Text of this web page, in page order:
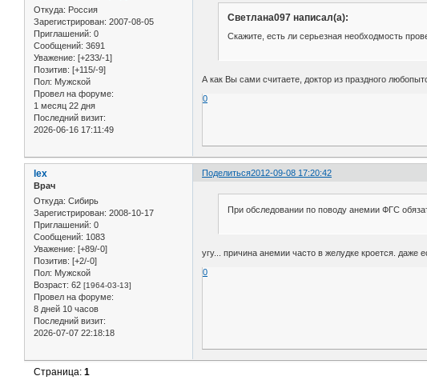
Откуда: Россия
Зарегистрирован: 2007-08-05
Приглашений: 0
Сообщений: 3691
Уважение: [+233/-1]
Позитив: [+115/-9]
Пол: Мужской
Провел на форуме:
1 месяц 22 дня
Последний визит:
2026-06-16 17:11:49
Светлана097 написал(а):
Скажите, есть ли серьезная необходмость
А как Вы сами считаете, доктор из праздного
0
Поделиться2012-09-08 17:20:42
lex
Врач
Откуда: Сибирь
Зарегистрирован: 2008-10-17
Приглашений: 0
Сообщений: 1083
Уважение: [+89/-0]
Позитив: [+2/-0]
Пол: Мужской
Возраст: 62 [1964-03-13]
Провел на форуме:
8 дней 10 часов
Последний визит:
2026-07-07 22:18:18
При обследовании по поводу анемии ФГС
угу... причина анемии часто в желудке кроется. даже
0
Страница:1